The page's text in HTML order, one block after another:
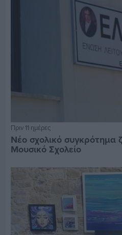
Πριν 11 ημέρες
Νέο σχολικό συγκρότημα
Μουσικό Σχολείο